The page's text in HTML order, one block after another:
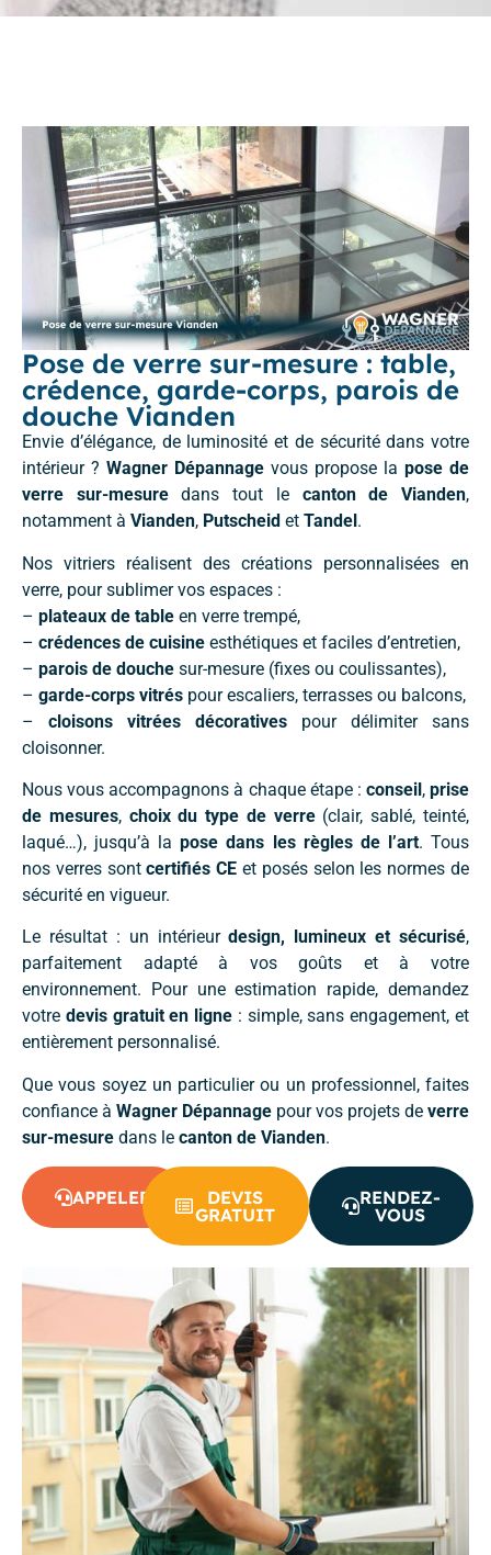
Pose de verre sur-mesure : table,
crédence, garde-corps, parois de
douche Vianden
Envie d’élégance, de luminosité et de sécurité dans votre
intérieur ? Wagner Dépannage vous propose la pose de
verre sur-mesuredans tout le canton de Vianden,
notamment à Vianden, Putscheid et Tandel .
Nos vitriers réalisent des créations personnalisées en
verre, pour sublimer vos espaces :
– plateaux de table en verre trempé,
– crédences de cuisine esthétiques et faciles d’entretien,
– parois de douche sur-mesure (fixes ou coulissantes),
– garde-corps vitrés pour escaliers, terrasses ou balcons,
– cloisons vitrées décoratives pour délimiter sans
cloisonner.
Nous vous accompagnons à chaque étape : conseil, prise
de mesures, choix du type de verre(clair, sablé, teinté,
laqué…), jusqu’à lapose dans les règles de l’art. Tous
nos verres sontcertifiés CE et posés selon les normes de
sécurité en vigueur.
Le résultat : un intérieurdesign, lumineux et sécurisé,
parfaitement adapté à vos goûts et à votre
environnement. Pour une estimation rapide, demandez
votre devis gratuit en ligne : simple, sans engagement, et
entièrement personnalisé.
Que vous soyez un particulier ou un professionnel, faites
confiance à Wagner Dépannage pour vos projets de verre
sur-mesure dans le canton de Vianden.
APPELER
DEVIS
GRATUIT
RENDEZ-
VOUS